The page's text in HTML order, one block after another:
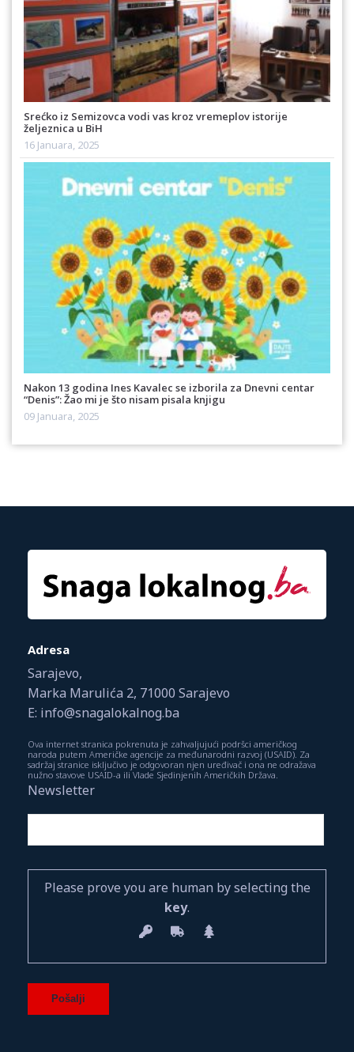
Srećko iz Semizovca vodi vas kroz vremeplov istorije
željeznica u BiH
16 Januara, 2025
Nakon 13 godina Ines Kavalec se izborila za Dnevni centar
“Denis”: Žao mi je što nisam pisala knjigu
09 Januara, 2025
Adresa
Sarajevo,
Marka Marulića 2, 71000 Sarajevo
E: info@snagalokalnog.ba
Ova internet stranica pokrenuta je zahvaljujući podršci američkog
naroda putem Američke agencije za međunarodni razvoj (USAID). Za
sadržaj stranice isključivo je odgovoran njen uređivač i ona ne odražava
nužno stavove USAID-a ili Vlade Sjedinjenih Američkih Država.
Newsletter
Please prove you are human by selecting the
key.